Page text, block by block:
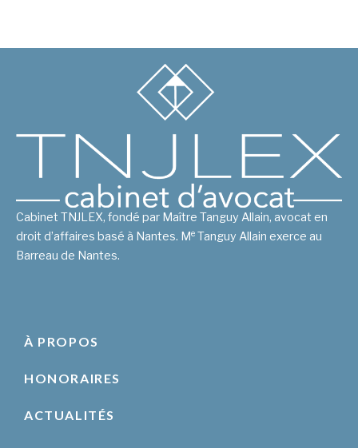
Cabinet TNJLEX, fondé par Maître Tanguy Allain, avocat en
droit d’affaires basé à Nantes. Me Tanguy Allain exerce au
Barreau de Nantes.
À PROPOS
HONORAIRES
ACTUALITÉS